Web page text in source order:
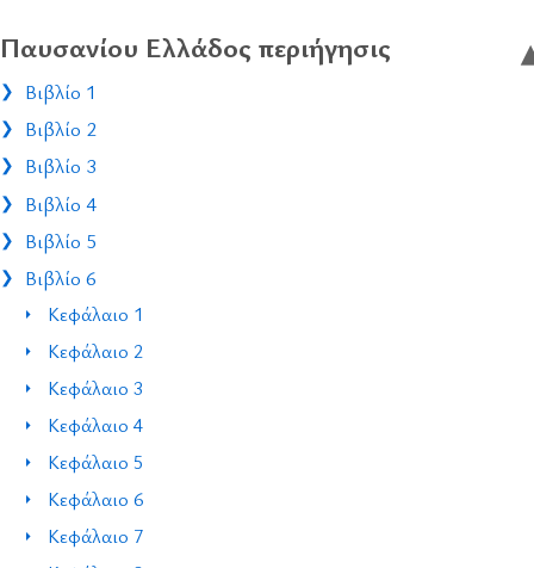
Παυσανίου Ελλάδος περιήγησις
Βιβλίο 1
Βιβλίο 2
Βιβλίο 3
Βιβλίο 4
Βιβλίο 5
Βιβλίο 6
Κεφάλαιο 1
Κεφάλαιο 2
Κεφάλαιο 3
Κεφάλαιο 4
Κεφάλαιο 5
Κεφάλαιο 6
Κεφάλαιο 7